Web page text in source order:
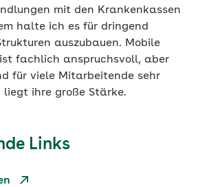
mit den Krankenkassen
halte ich es für dringend
auszubauen. Mobile
fachlich anspruchsvoll, aber
für viele Mitarbeitende sehr
ihre große Stärke.
Links